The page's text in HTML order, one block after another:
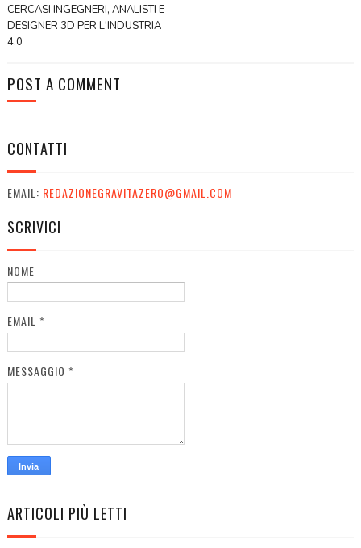
CERCASI INGEGNERI, ANALISTI E
DESIGNER 3D PER L'INDUSTRIA
4.0
POST A COMMENT
CONTATTI
EMAIL: REDAZIONEGRAVITAZERO@GMAIL.COM
SCRIVICI
NOME
EMAIL *
MESSAGGIO *
ARTICOLI PIÙ LETTI